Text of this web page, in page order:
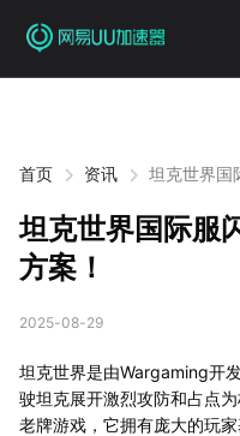
首页 资讯 坦克世界国
坦克世界国际
方案！
2025-08-29
坦克世界是由Wargaming开
驶坦克展开激烈攻防和占点
老牌游戏，它拥有庞大的玩